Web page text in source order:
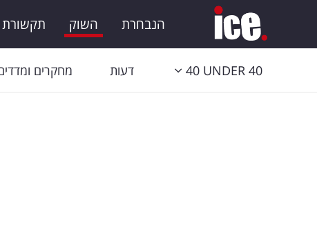
הנבחרת השוק תקשורת
40 UNDER 40 דעות מחקרים